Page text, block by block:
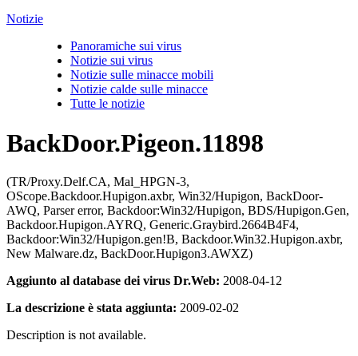
Notizie
Panoramiche sui virus
Notizie sui virus
Notizie sulle minacce mobili
Notizie calde sulle minacce
Tutte le notizie
BackDoor.Pigeon.11898
(TR/Proxy.Delf.CA, Mal_HPGN-3,
OScope.Backdoor.Hupigon.axbr, Win32/Hupigon, BackDoor-
AWQ, Parser error, Backdoor:Win32/Hupigon, BDS/Hupigon.Gen,
Backdoor.Hupigon.AYRQ, Generic.Graybird.2664B4F4,
Backdoor:Win32/Hupigon.gen!B, Backdoor.Win32.Hupigon.axbr,
New Malware.dz, BackDoor.Hupigon3.AWXZ)
Aggiunto al database dei virus Dr.Web: 2008-04-12
La descrizione è stata aggiunta: 2009-02-02
Description is not available.